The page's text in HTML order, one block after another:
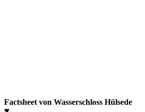
Factsheet von Wasserschloss Hülsede